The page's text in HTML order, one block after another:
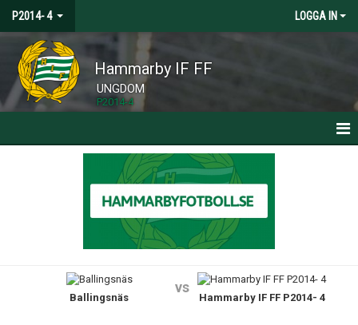
P2014- 4 LOGGA IN
Hammarby IF FF
UNGDOM
P2014-4
Ballingsnäs
vs
Hammarby IF FF P2014- 4